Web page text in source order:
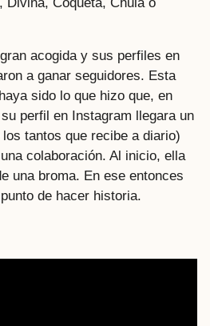
acogida y sus perfiles en
a ganar seguidores. Esta
sido lo que hizo que, en
perfil en Instagram llegara un
tantos que recibe a diario)
colaboración. Al inicio, ella
una broma. En ese entonces
de hacer historia.